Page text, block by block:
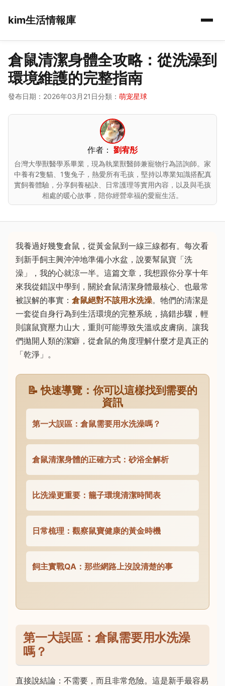
kim生活情報庫
倉鼠清潔身體全攻略：從洗澡到
環境維護的完整指南
發布日期：2026年03月21日分類： 萌宠星球
作者： 劉宥彤
台灣大學獸醫學系畢業，現為執業獸醫師兼寵物行為諮詢師。家
中養有2隻貓、1隻兔子，熱愛所有毛孩，堅持以專業知識搭配真
實飼養體驗，分享飼養秘訣、日常護理等實用內容，以及與毛孩
相處的暖心故事，陪你經營幸福的愛寵生活。
我養過好幾隻倉鼠，從黃金鼠到一線三線都有。每次看
到新手飼主興沖沖地準備小水盆，說要幫鼠寶「洗
澡」，我的心就涼一半。這篇文章，我想跟你分享十年
來我從錯誤中學到，關於倉鼠清潔身體最核心、也最常
被誤解的事實： 倉鼠絕對不該用水洗澡。牠們的清潔是
一套從自身行為到生活環境的完整系統，搞錯步驟，輕
則讓鼠寶壓力山大，重則可能導致失溫或皮膚病。讓我
們拋開人類的潔癖，從倉鼠的角度理解什麼才是真正的
「乾淨」。
📝 快速導覽：你可以這樣找到需要的
資訊
第一大誤區：倉鼠需要用水洗澡嗎？
倉鼠清潔身體的正確方式：砂浴全解析
比洗澡更重要：籠子環境清潔時間表
日常梳理：觀察鼠寶健康的黃金時機
飼主實戰QA：那些網路上沒說清楚的事
第一大誤區：倉鼠需要用水洗澡
嗎？
直接說結論：不需要，而且非常危險。這是新手最容易